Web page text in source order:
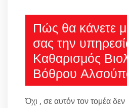
Πώς θα κάνετε
σας την
Καθαρισμός
Βόθρου
Όχι , σε αυτόν τον τομέα δεν